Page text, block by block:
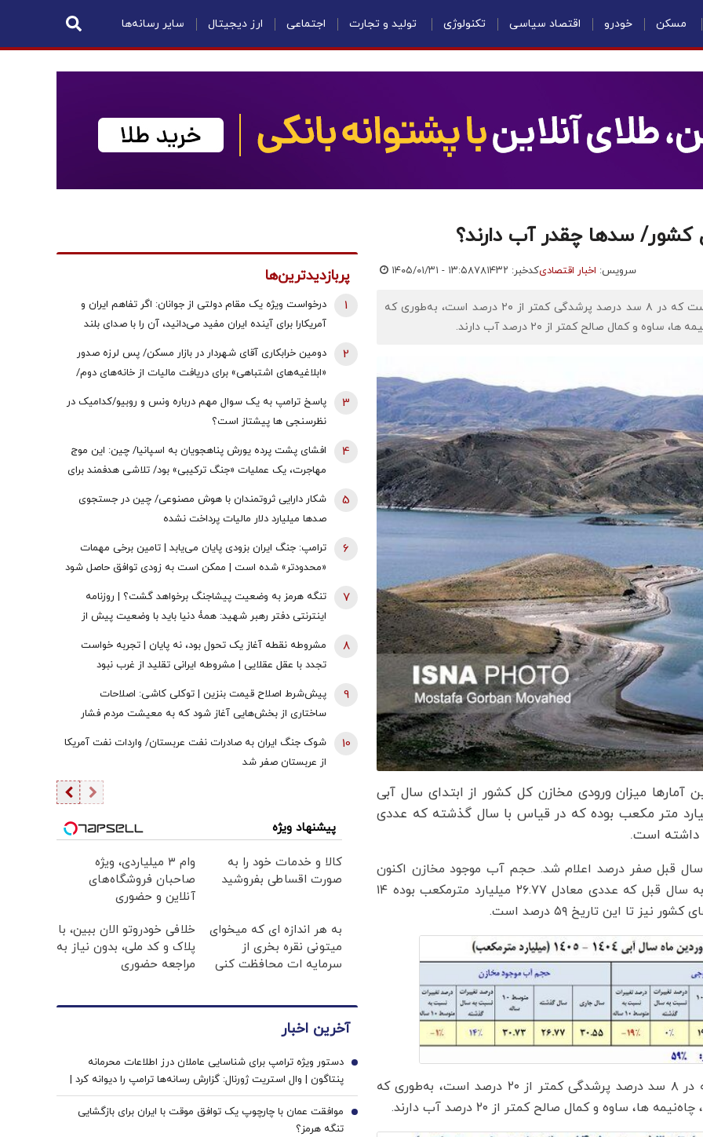
مسکن خودرو اقتصاد سیاسی تکنولوژی تولید و تجارت اجتماعی ارز دیجیتال سایر رسانه‌ها
کشور/ سدها چقدر آب دارند؟
سرویس: اخبار اقتصادیکدخبر: ۷۸۱۴۳۲ ۱۴۰۵/۰۱/۳۱ - ۱۳:۵۸
اقتصادنیوز: وضعیت برخی از سدهای مهم کشور بیانگر این است که در ۸ سد درصد پرشدگی کمتر از ۲۰ درصد است، به‌طوری‌ که
و کمال صالح کمتر از ۲۰ درصد آب دارند.
آمارها میزان ورودی مخازن کل کشور از ابتدای سال آبی
مهرماه) تا ۳۰ فروردین ماه، معادل ۲۷.۹۸ میلیارد متر مکعب بوده که در قیاس با سال گذشته که عددی
قبل صفر درصد اعلام شد. حجم آب موجود مخازن اکنون
۳۰.۵۵ میلیارد مترمکعب ثبت شده که این عدد نسبت به سال قبل که عددی معادل ۲۶.۷۷ میلیارد مترمکعب بوده ۱۴
این تاریخ ۵۹ درصد است.
وضعیت برخی از سدهای مهم کشور بیانگر این است که در ۸ سد درصد پرشدگی کمتر از ۲۰ درصد است، به‌طوری‌ که
ساوه و کمال صالح کمتر از ۲۰ درصد آب دارند.
پربازدیدترین‌ها
درخواست ویژه یک مقام دولتی از جوانان: اگر تفاهم ایران و
آمریکارا برای آینده ایران مفید می‌دانید، آن را با صدای بلند
1
دومین خرابکاری آقای شهردار در بازار مسکن/ پس لرزه صدور
«ابلاغیه‌های اشتباهی» برای دریافت مالیات از خانه‌‌های دوم/
2
پاسخ ترامپ به یک سوال مهم درباره ونس و روبیو/کدامیک در
نظرسنجی ها پیشتاز است؟
3
افشای پشت پرده یورش پناهجویان به اسپانیا/ چین: این موج
مهاجرت، یک عملیات «جنگ ترکیبی» بود/ تلاشی هدفمند برای
4
شکار دارایی ثروتمندان با هوش مصنوعی/ چین در جستجوی
صدها میلیارد دلار مالیات پرداخت نشده
5
ترامپ: جنگ ایران بزودی پایان می‌یابد | تامین برخی مهمات
«محدودتر» شده است | ممکن است به زودی توافق حاصل شود
| ما ذخایر تقریبا نامحدود داریم
6
تنگه هرمز به وضعیت پیشاجنگ برخواهد گشت؟ | روزنامه
اینترنتی دفتر رهبر شهید: همۀ دنیا باید با وضعیت پیش از
7
مشروطه نقطه آغاز یک تحول بود، نه پایان | تجربه خواست
تجدد با عقل عقلایی | مشروطه ایرانی تقلید از غرب نبود
8
پیش‌شرط اصلاح قیمت بنزین | توکلی کاشی: اصلاحات
ساختاری از بخش‌هایی آغاز شود که به معیشت مردم فشار
9
شوک جنگ ایران به صادرات نفت عربستان/ واردات نفت آمریکا
از عربستان صفر شد
10
پیشنهاد ویژه
کالا و خدمات خود را به
صورت اقساطی بفروشید
وام ۳ میلیاردی، ویژه
صاحبان فروشگاه‌های
آنلاین و حضوری
به هر اندازه ای که میخوای
میتونی نقره بخری از
سرمایه ات محافظت کنی
خلافی خودروتو الان ببین، با
پلاک و کد ملی، بدون نیاز به
مراجعه حضوری
آخرین اخبار
دستور ویژه ترامپ برای شناسایی عاملان درز اطلاعات محرمانه
پنتاگون | وال استریت ژورنال: گزارش رسانه‌ها ترامپ را دیوانه کرد |
ایران جسورتر می شود اگر...
1
موافقت عمان با چارچوپ یک توافق موقت با ایران برای بازگشایی
تنگه هرمز؟
2